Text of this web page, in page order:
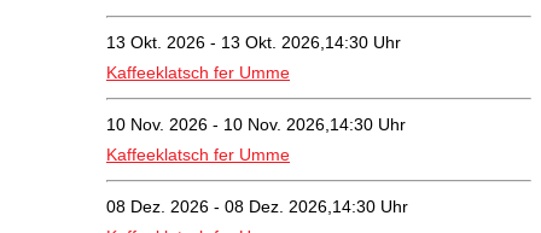
13 Okt. 2026 - 13 Okt. 2026,14:30 Uhr
Kaffeeklatsch fer Umme
10 Nov. 2026 - 10 Nov. 2026,14:30 Uhr
Kaffeeklatsch fer Umme
08 Dez. 2026 - 08 Dez. 2026,14:30 Uhr